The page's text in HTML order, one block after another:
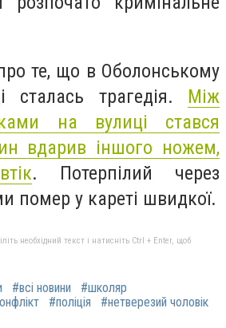
те, що в Оболонському
сталась трагедія. Між
на вулиці стався
вдарив іншого ножем,
. Потерпілий через
помер у кареті швидкої.
необхідний текст і натисніть Ctrl + Enter, щоб
#всі новини
#школяр
#поліція
#нетверезий чоловік